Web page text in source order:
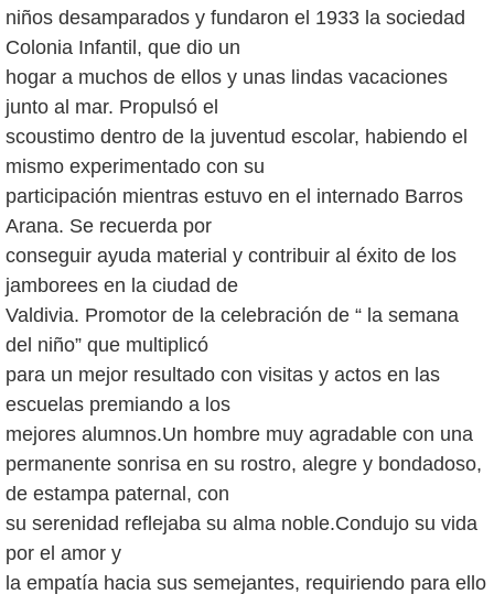
niños desamparados y fundaron el 1933 la sociedad
Colonia Infantil, que dio un
hogar a muchos de ellos y unas lindas vacaciones
junto al mar. Propulsó el
scoustimo dentro de la juventud escolar, habiendo el
mismo experimentado con su
participación mientras estuvo en el internado Barros
Arana. Se recuerda por
conseguir ayuda material y contribuir al éxito de los
jamborees en la ciudad de
Valdivia. Promotor de la celebración de “ la semana
del niño” que multiplicó
para un mejor resultado con visitas y actos en las
escuelas premiando a los
mejores alumnos.Un hombre muy agradable con una
permanente sonrisa en su rostro, alegre y bondadoso,
de estampa paternal, con
su serenidad reflejaba su alma noble.Condujo su vida
por el amor y
la empatía hacia sus semejantes, requiriendo para ello